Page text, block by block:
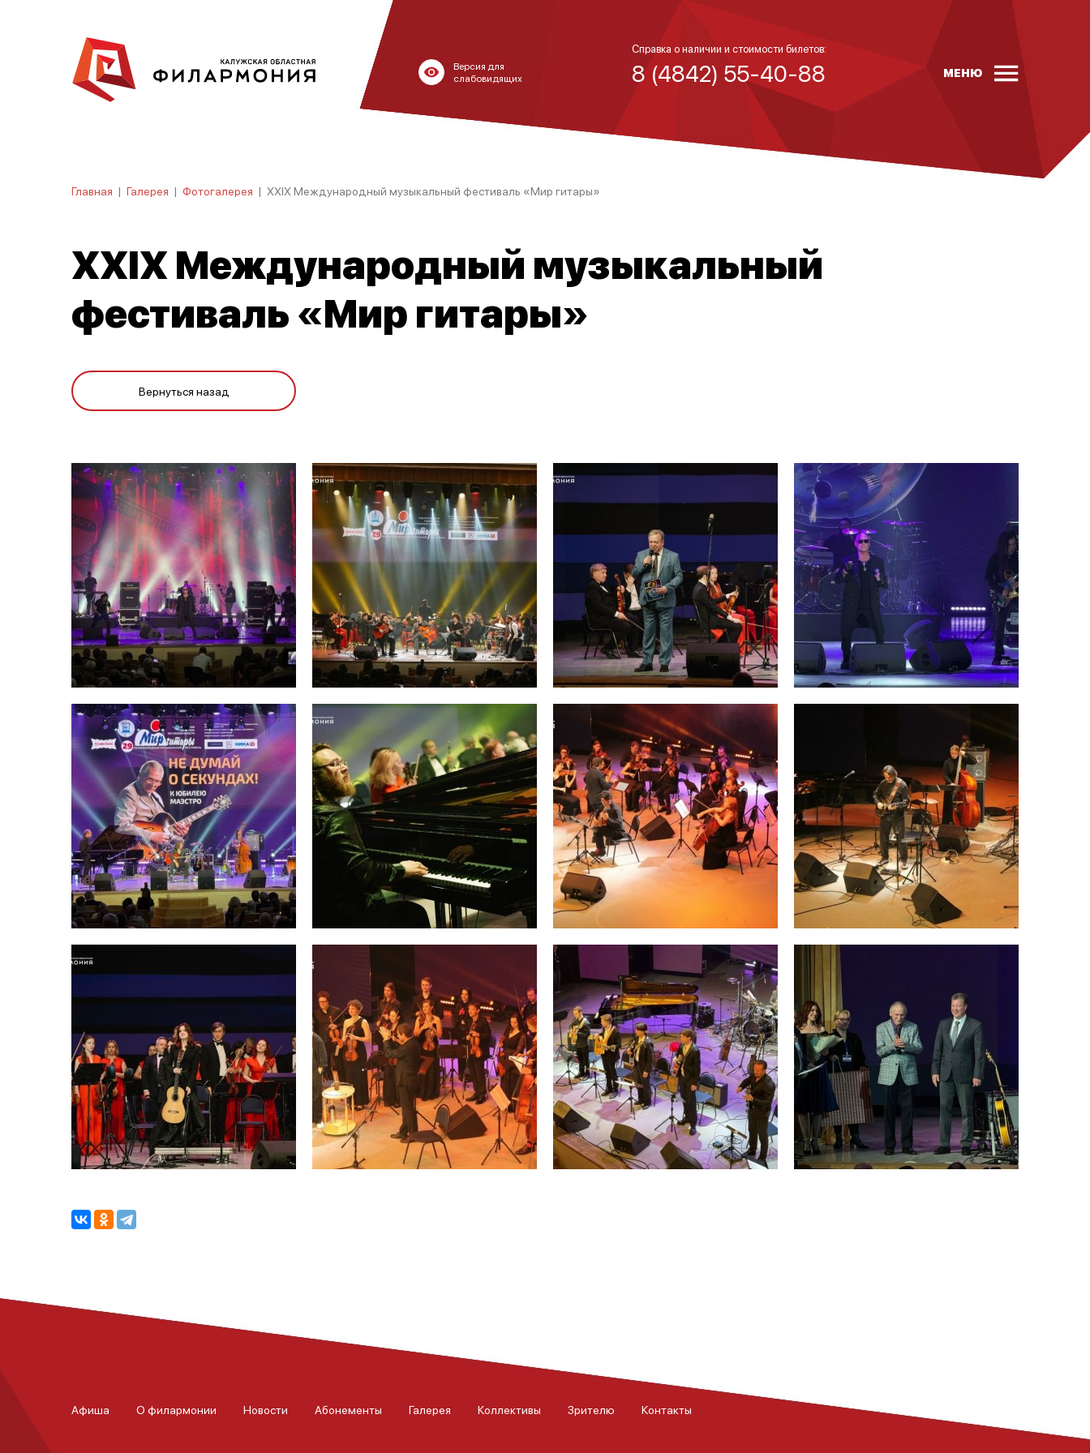
Версия для
слабовидящих
Справка о наличии и стоимости билетов:
8 (4842) 55-40-88 МЕНЮ
Главная | Галерея | Фотогалерея | XXIX Международный музыкальный фестиваль «Мир гитары»
XXIX Международный музыкальный
фестиваль «Мир гитары»
Вернуться назад
Афиша О филармонии Новости Абонементы Галерея Коллективы Зрителю Контакты